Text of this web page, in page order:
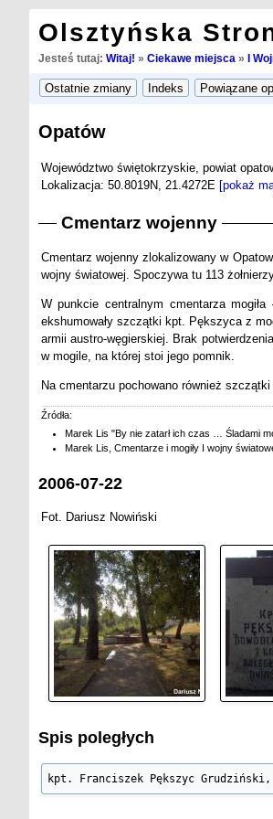
Olsztyńska
Jesteś tutaj: Witaj! » Ciekawe miejsca » I
Opatów
Województwo świętokrzyskie, powiat
Lokalizacja: 50.8019N, 21.4272E [pokaż
Cmentarz wojenny
Cmentarz wojenny zlokalizowany w
wojny światowej. Spoczywa tu 113
W punkcie centralnym cmentarza
ekshumowały szczątki kpt. Pększyca z
armii austro-węgierskiej. Brak
w mogile, na której stoi jego pomnik.
Na cmentarzu pochowano również
Źródła:
Marek Lis "By nie zatarł ich czas … Śladami
Marek Lis, Cmentarze i mogiły I wojny
2006-07-22
Fot. Dariusz Nowiński
Spis poległych
kpt. Franciszek Pększyc